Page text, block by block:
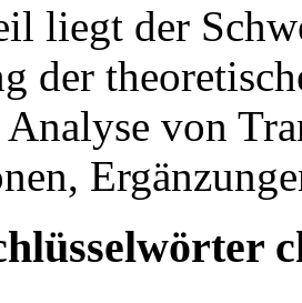
liegt der
der
von